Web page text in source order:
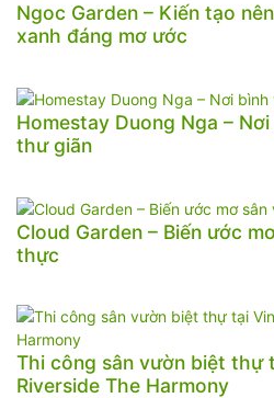
Ngoc Garden – Kiến tạo
xanh đáng mơ ước
Homestay Duong Nga –
thư giãn
Cloud Garden – Biến ước
thực
Thi công sân vườn biệt thự
Riverside The Harmony